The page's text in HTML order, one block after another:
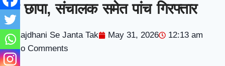
का छापा, संचालक समेत पांच गिरफ्तार
Rajdhani Se Janta Tak May 31, 2026
12:13 am
No Comments